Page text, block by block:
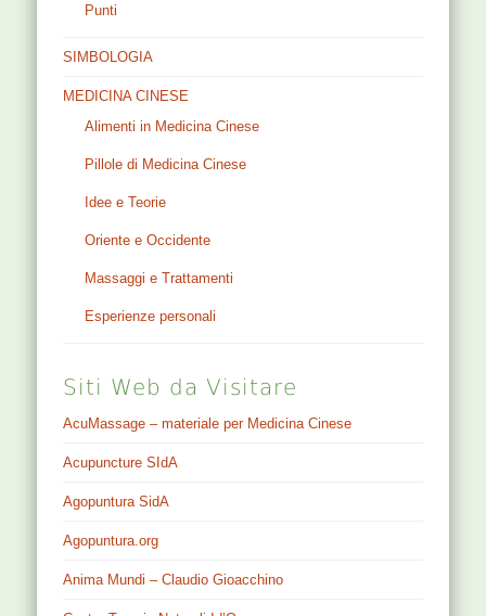
Punti
SIMBOLOGIA
MEDICINA CINESE
Alimenti in Medicina Cinese
Pillole di Medicina Cinese
Idee e Teorie
Oriente e Occidente
Massaggi e Trattamenti
Esperienze personali
Siti Web da Visitare
AcuMassage – materiale per Medicina Cinese
Acupuncture SIdA
Agopuntura SidA
Agopuntura.org
Anima Mundi – Claudio Gioacchino